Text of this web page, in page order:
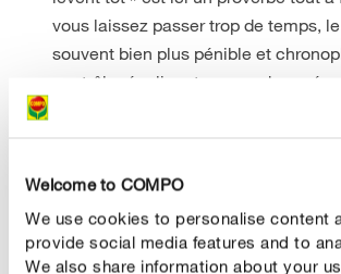
Welcome to COMPO
We use cookies to personalise content
provide social media features and to
We also share information about your
vous laissez passer trop de temps,
souvent bien plus pénible et
contrôle régulier et un arrachage
Tondre correctement et
aucune chance aux adventices. Ce
tondre le gazon de moins d’un tiers.
radicale — par exemple après les
affaiblit le gazon. Il est préférable